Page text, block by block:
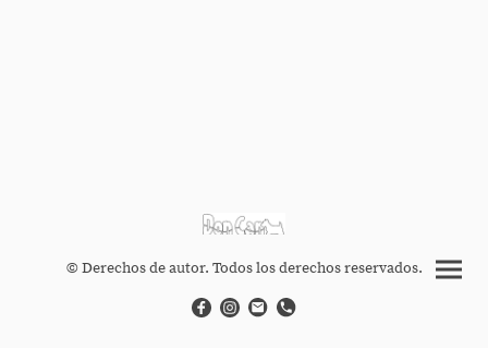
© Derechos de autor. Todos los derechos reservados.